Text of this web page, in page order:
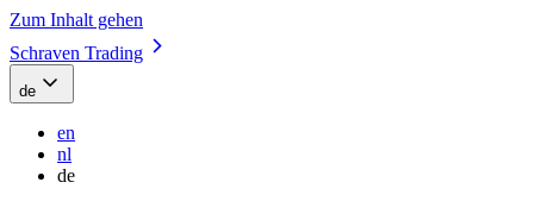
Zum Inhalt gehen
Schraven Trading
de
en
nl
de